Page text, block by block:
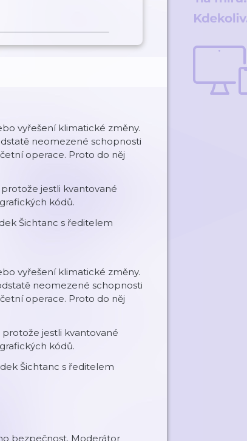
vyřešení klimatické změny.
neomezené schopnosti
operace. Proto do něj
jestli kvantované
kódů.
Šichtanc s ředitelem
vyřešení klimatické změny.
neomezené schopnosti
operace. Proto do něj
jestli kvantované
kódů.
Šichtanc s ředitelem
bezpečnost. Moderátor